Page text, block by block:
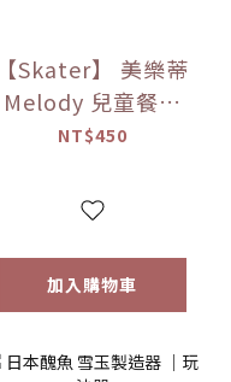
【Skater】 美樂蒂
Melody 兒童餐具
(湯匙＆叉子)
NT$450
加入購物車